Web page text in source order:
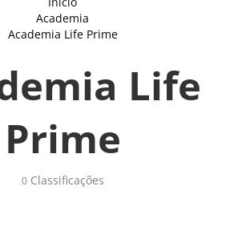
Academia
Academia Life Prime
Life
Prime
0Classificações